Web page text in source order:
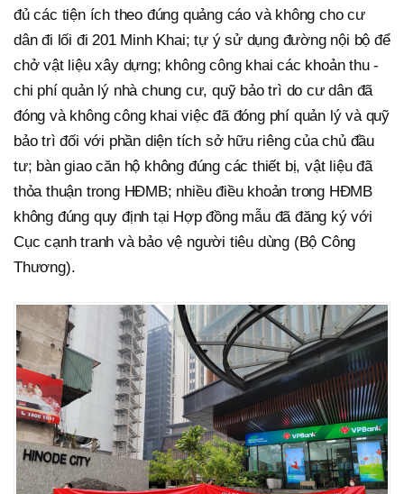
đủ các tiện ích theo đúng quảng cáo và không cho cư
dân đi lối đi 201 Minh Khai; tự ý sử dụng đường nội bộ để
chở vật liệu xây dựng; không công khai các khoản thu -
chi phí quản lý nhà chung cư, quỹ bảo trì do cư dân đã
đóng và không công khai việc đã đóng phí quản lý và quỹ
bảo trì đối với phần diện tích sở hữu riêng của chủ đầu
tư; bàn giao căn hộ không đúng các thiết bị, vật liệu đã
thỏa thuận trong HĐMB; nhiều điều khoản trong HĐMB
không đúng quy định tại Hợp đồng mẫu đã đăng ký với
Cục cạnh tranh và bảo vệ người tiêu dùng (Bộ Công
Thương).